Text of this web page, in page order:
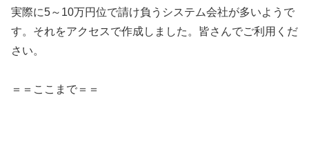
実際に5～10万円位で請け負うシステム会社が多いようで
す。それをアクセスで作成しました。皆さんでご利用くだ
さい。
＝＝ここまで＝＝